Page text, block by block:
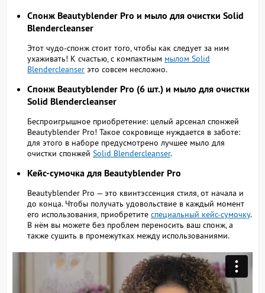
Спонж Beautyblender Pro и мыло для очистки Solid
Blendercleanser
Этот чудо-спонж стоит того, чтобы как следует за ним
ухаживать! К счастью, с компактным мылом Solid
Blendercleanser это совсем несложно.
Спонж Beautyblender Pro (6 шт.) и мыло для очистки
Solid Blendercleanser
Беспроигрышное приобретение: целый арсенал спонжей
Beautyblender Pro! Такое сокровище нуждается в заботе:
для этого в наборе предусмотрено лучшее мыло для
очистки спонжей Solid Blendercleanser.
Кейс-сумочка для Beautyblender Pro
Beautyblender Pro — это квинтэссенция стиля, от начала и
до конца. Чтобы получать удовольствие в каждый момент
его использования, приобретите специальный кейс-сумочку.
В нём вы можете без проблем переносить ваш спонж, а
также сушить в промежутках между использованиями.